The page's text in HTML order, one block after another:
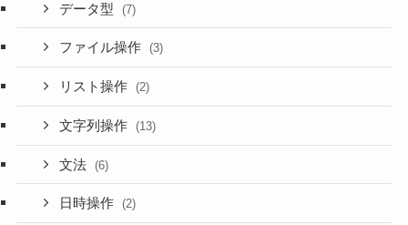
データ型 (7)
ファイル操作 (3)
リスト操作 (2)
文字列操作 (13)
文法 (6)
日時操作 (2)